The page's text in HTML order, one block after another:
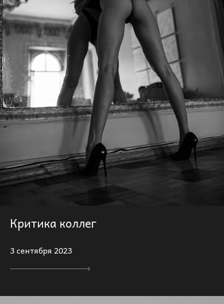
Критика коллег
3 сентября 2023